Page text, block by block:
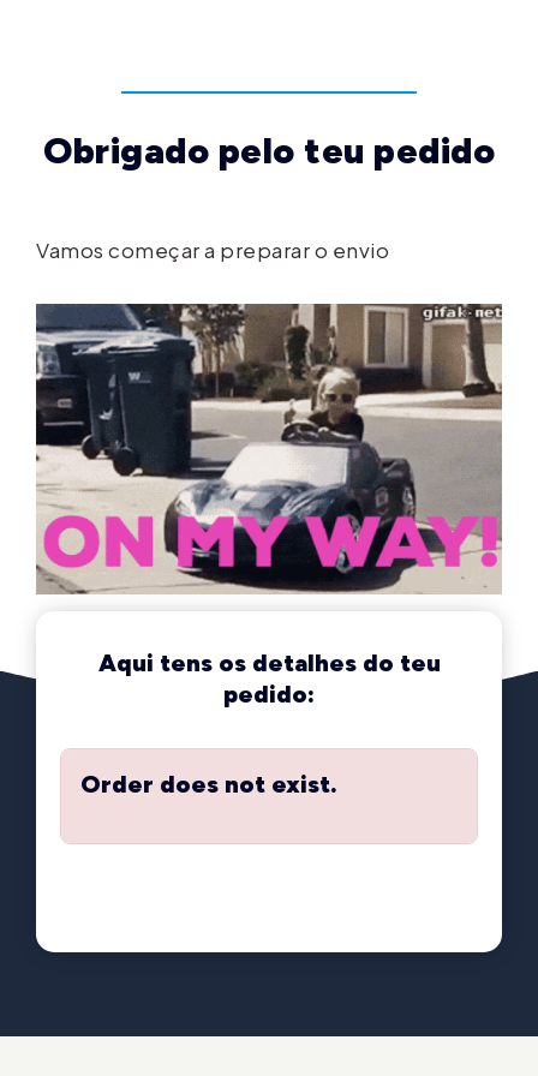
Obrigado pelo teu pedido
Vamos começar a preparar o envio
Aqui tens os detalhes do teu
pedido:
Order does not exist.